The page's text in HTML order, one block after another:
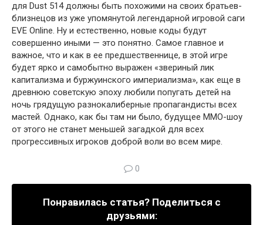
для Dust 514 должны быть похожими на своих братьев-
близнецов из уже упомянутой легендарной игровой саги
EVE Online. Ну и естественно, новые коды будут
совершенно иными — это понятно. Самое главное и
важное, что и как в ее предшественнице, в этой игре
будет ярко и самобытно выражен «звериный лик
капитализма и буржуинского империализма», как еще в
древнюю советскую эпоху любили попугать детей на
ночь грядущую разнокалиберные пропагандисты всех
мастей. Однако, как бы там ни было, будущее ММО-шоу
от этого не станет меньшей загадкой для всех
прогрессивных игроков доброй воли во всем мире.
0
Понравилась статья? Поделиться с
друзьями: